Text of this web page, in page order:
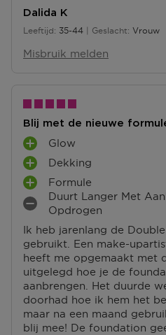
Dalida K
Leeftijd
35 tot 4435-44 Geslacht Vrouw
Misbruik melden
Blij met de nieuwe
Ik heb jarenlang de
gebruikt. Een make-
heeft me opgemaakt met
uitgelegd hoe je de
aanbrengen. Het duurde
doorhad hoe ik hem het
maar na een maand
blij mee! De foundation
P
L
U
S
P
N
T
E
N
Glow
P
L
U
S
P
N
N
Dekking
P
L
P
U
N
T
E
N
Formule
M
I
N
P
U
N
T
E
N
Duurt Langer Met
Opdrogen